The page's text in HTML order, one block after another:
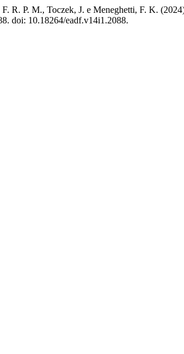
F. R. P. M., Toczek, J. e Meneghetti, F. K.
doi: 10.18264/eadf.v14i1.2088.